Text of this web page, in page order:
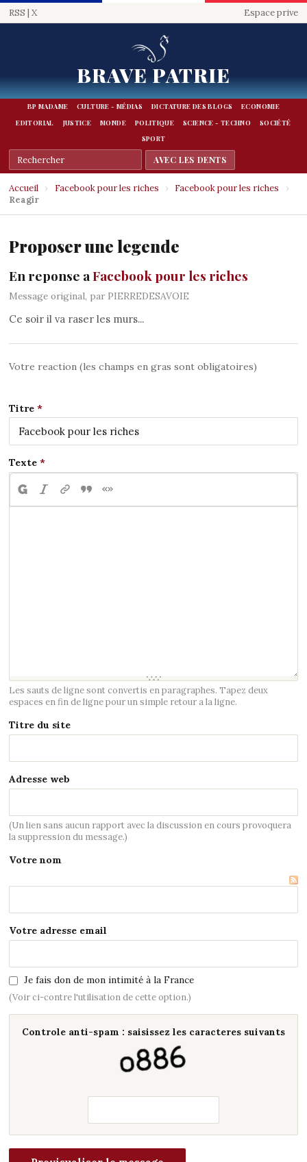
RSS | X Espace prive
BRAVE PATRIE
BP MADAME CULTURE - MÉDIAS DICTATURE DES BLOGS
ECONOMIE
EDITORIAL
JUSTICE MONDE POLITIQUE SCIENCE - TECHNO
SOCIÉTÉ
SPORT
Accueil › Facebook pour les riches › Facebook pour les riches
›
Reagir
Proposer une legende
En reponse aFacebook pour les riches
Message original, par PIERREDESAVOIE
Ce soir il va raser les murs...
Votre reaction (les champs en gras sont obligatoires)
Titre
Texte
Les sauts de ligne sont convertis en paragraphes. Tapez deux
espaces en fin de ligne pour un simple retour a la ligne.
Titre du site
Adresse web
(Un lien sans aucun rapport avec la discussion en cours provoquera
la suppression du message.)
Votre nom
Votre adresse email
Je fais don de mon intimité à la France
(Voir ci-contre l'utilisation de cette option.)
Controle anti-spam : saisissez les caracteres suivants